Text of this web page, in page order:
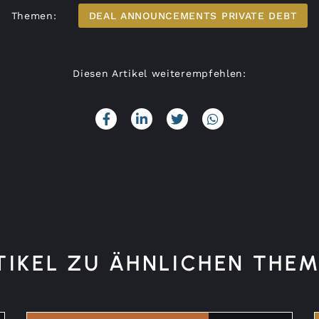
Themen: DEAL ANNOUNCEMENTS PRIVATE DEBT
Diesen Artikel weiterempfehlen:
ZU ÄHNLICHEN